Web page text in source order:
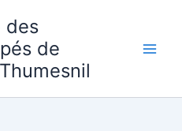
des
de